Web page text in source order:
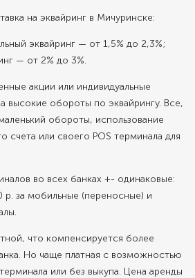
на эквайринг в Мичуринске:
эквайринг — от 1,5% до 2,3%;
— от 2% до 3%.
акции или индивидуальные
высокие обороты по эквайрингу. Все,
обороты, использование
счета или своего POS терминала для
во всех банках +- одинаковые:
за мобильные (переносные) и
что компенсируется более
Но чаще платная с возможностью
или без выкупа. Цена аренды